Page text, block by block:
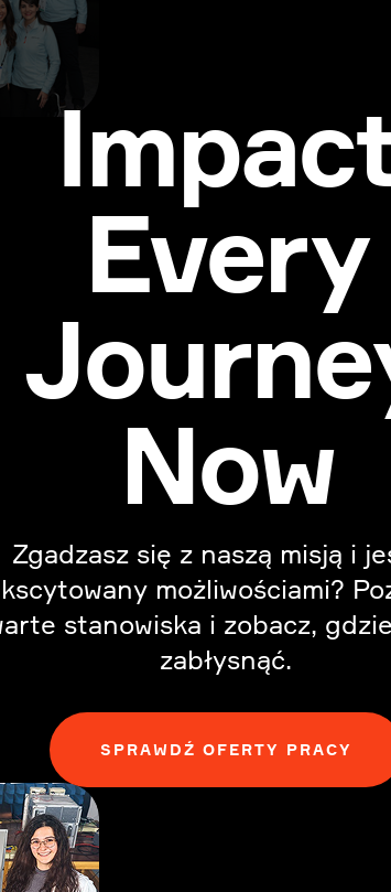
Every
Now
Zgadzasz się z naszą misją i
możliwościami?
stanowiska i zobacz,
zabłysnąć.
SPRAWDŹ OFERTY PRACY